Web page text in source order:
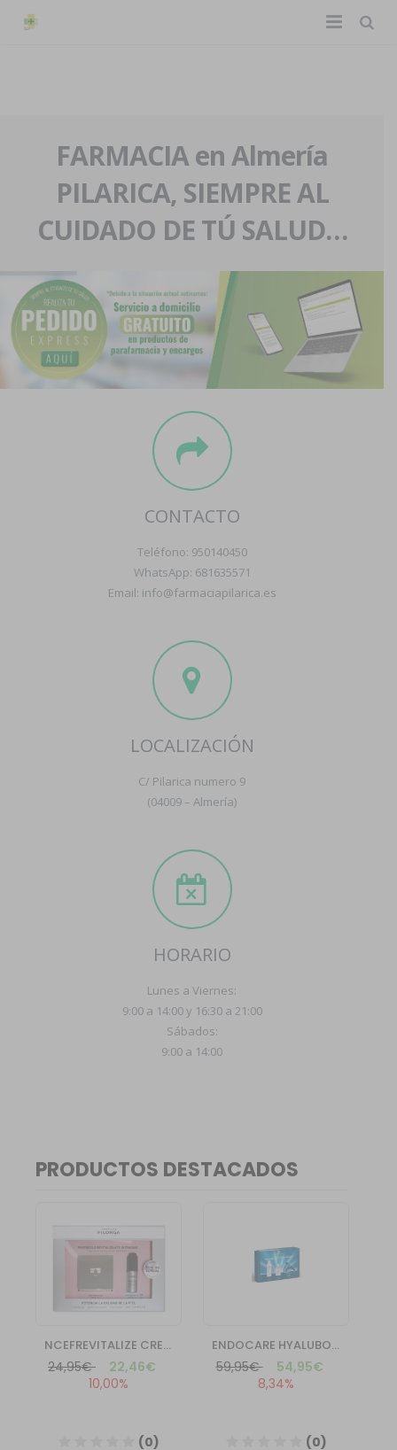
La farmacia
Nuestra historia
Nuestro equipo
Eventos
Servicios y reservas
Pedidos express
Blog
Contacto
Boletín
FARMACIA en Almería
PILARICA, SIEMPRE AL
CUIDADO DE TÚ SALUD…
CONTACTO
Teléfono: 950140450
WhatsApp: 681635571
Email: info@farmaciapilarica.es
LOCALIZACIÓN
C/ Pilarica numero 9
(04009 – Almería)
HORARIO
Lunes a Viernes:
9:00 a 14:00 y 16:30 a 21:00
Sábados:
9:00 a 14:00